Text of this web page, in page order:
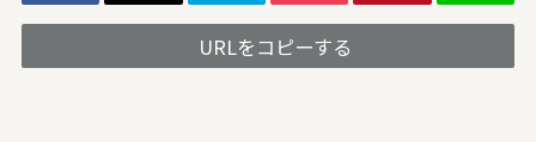
URLをコピーする